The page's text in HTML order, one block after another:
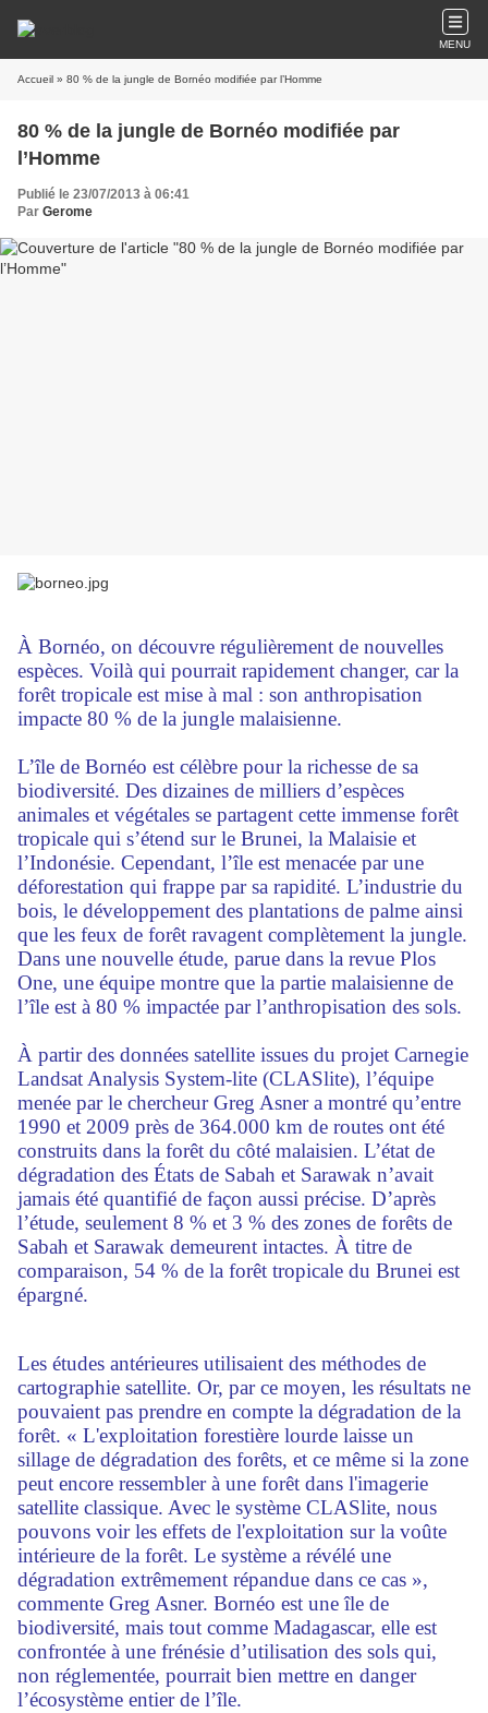
MENU
Accueil » 80 % de la jungle de Bornéo modifiée par l’Homme
80 % de la jungle de Bornéo modifiée par
l’Homme
Publié le 23/07/2013 à 06:41
Par Gerome
À Bornéo, on découvre régulièrement de nouvelles
espèces. Voilà qui pourrait rapidement changer, car la
forêt tropicale est mise à mal : son anthropisation
impacte 80 % de la jungle malaisienne.
L’île de Bornéo est célèbre pour la richesse de sa
biodiversité. Des dizaines de milliers d’espèces
animales et végétales se partagent cette immense forêt
tropicale qui s’étend sur le Brunei, la Malaisie et
l’Indonésie. Cependant, l’île est menacée par une
déforestation qui frappe par sa rapidité. L’industrie du
bois, le développement des plantations de palme ainsi
que les feux de forêt ravagent complètement la jungle.
Dans une nouvelle étude, parue dans la revue Plos
One, une équipe montre que la partie malaisienne de
l’île est à 80 % impactée par l’anthropisation des sols.
À partir des données satellite issues du projet Carnegie
Landsat Analysis System-lite (CLASlite), l’équipe
menée par le chercheur Greg Asner a montré qu’entre
1990 et 2009 près de 364.000 km de routes ont été
construits dans la forêt du côté malaisien. L’état de
dégradation des États de Sabah et Sarawak n’avait
jamais été quantifié de façon aussi précise. D’après
l’étude, seulement 8 % et 3 % des zones de forêts de
Sabah et Sarawak demeurent intactes. À titre de
comparaison, 54 % de la forêt tropicale du Brunei est
épargné.
Les études antérieures utilisaient des méthodes de
cartographie satellite. Or, par ce moyen, les résultats ne
pouvaient pas prendre en compte la dégradation de la
forêt. « L'exploitation forestière lourde laisse un
sillage de dégradation des forêts, et ce même si la zone
peut encore ressembler à une forêt dans l'imagerie
satellite classique. Avec le système CLASlite, nous
pouvons voir les effets de l'exploitation sur la voûte
intérieure de la forêt. Le système a révélé une
dégradation extrêmement répandue dans ce cas »,
commente Greg Asner. Bornéo est une île de
biodiversité, mais tout comme Madagascar, elle est
confrontée à une frénésie d’utilisation des sols qui,
non réglementée, pourrait bien mettre en danger
l’écosystème entier de l’île.